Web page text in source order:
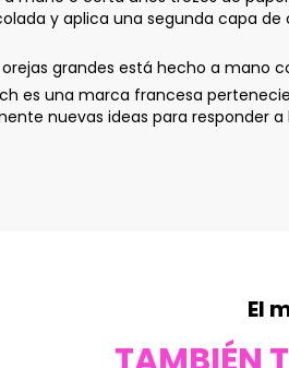
y aplica una segunda capa
orejas grandes está hecho a
es una marca francesa
nuevas ideas para responder
El